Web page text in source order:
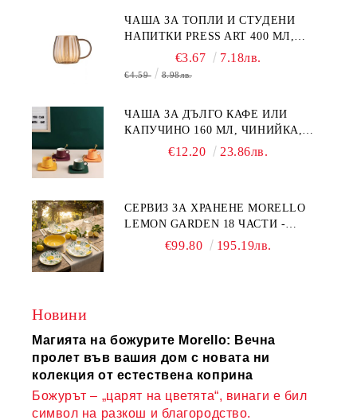
ЧАША ЗА ТОПЛИ И СТУДЕНИ
НАПИТКИ PRESS ART 400 МЛ,
БОРОСИЛИКАТНО СТЪКЛО
€3.67 7.18лв.
€4.59 8.98лв.
ЧАША ЗА ДЪЛГО КАФЕ ИЛИ
КАПУЧИНО 160 МЛ, ЧИНИЙКА,
ЛЪЖИЧКА GREEN, ORANGE LOVE
€12.20 23.86лв.
СЕРВИЗ ЗА ХРАНЕНЕ MORELLO
LEMON GARDEN 18 ЧАСТИ -
ПОРЦЕЛАН€99.80 195.19лв.
Новини
Магията на божурите Morello: Вечна
пролет във вашия дом с новата ни
колекция от естествена коприна
Божурът – „царят на цветята“, винаги е бил
символ на разкош и благородство.